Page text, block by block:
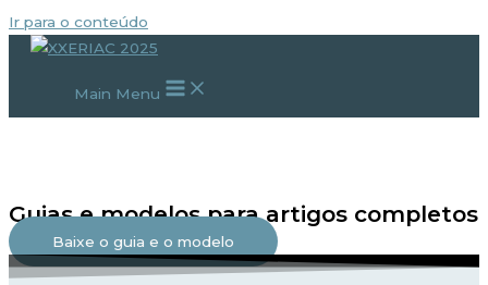
Ir para o conteúdo
Main Menu
Guias e modelos para artigos completos
Baixe o guia e o modelo